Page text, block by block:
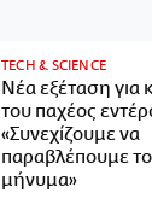
ΤECH & SCIENCE
Νέα εξέταση για
του παχέος
«Συνεχίζουμε να
παραβλέπουμε
μήνυμα»